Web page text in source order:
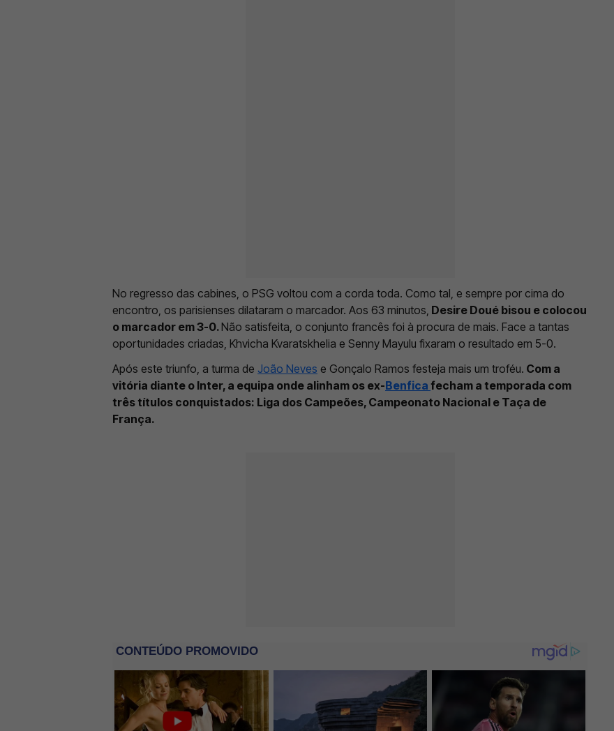
No regresso das cabines, o PSG voltou com a corda toda. Como tal, e sempre por cima do
encontro, os parisienses dilataram o marcador. Aos 63 minutos, Desire Doué bisou e colocou
o marcador em 3-0.Não satisfeita, o conjunto francês foi à procura de mais. Face a tantas
oportunidades criadas, Khvicha Kvaratskhelia e Senny Mayulu fixaram o resultado em 5-0.
Após este triunfo, a turma de João Neves e Gonçalo Ramos festeja mais um troféu. Com a
vitória diante o Inter, a equipa onde alinham os ex-Benfica fecham a temporada com
três títulos conquistados: Liga dos Campeões, Campeonato Nacional e Taça de
França.